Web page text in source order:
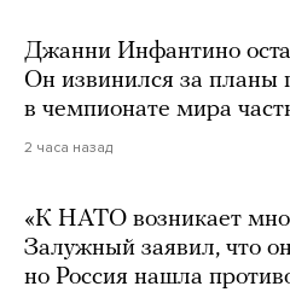
Джанни Инфантино
Он извинился за планы
в чемпионате мира
2 часа назад
«К НАТО возникает
Залужный заявил, что
но Россия нашла